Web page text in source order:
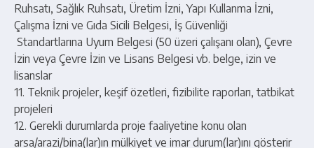
Ruhsatı, Sağlık Ruhsatı, Üretim İzni, Yapı Kullanma İzni,
Çalışma İzni ve Gıda Sicili Belgesi, İş Güvenliği
Standartlarına Uyum Belgesi (50 üzeri çalışanı olan), Çevre
İzin veya Çevre İzin ve Lisans Belgesi vb. belge, izin ve
lisanslar
11. Teknik projeler, keşif özetleri, fizibilite raporları, tatbikat
projeleri
12. Gerekli durumlarda proje faaliyetine konu olan
arsa/arazi/bina(lar)ın mülkiyet ve imar durum(lar)ını gösterir